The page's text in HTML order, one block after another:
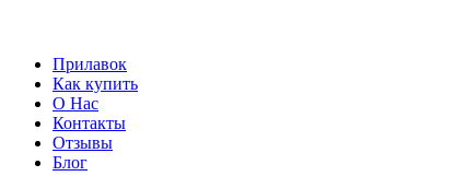
Прилавок
Как купить
О Нас
Контакты
Отзывы
Блог